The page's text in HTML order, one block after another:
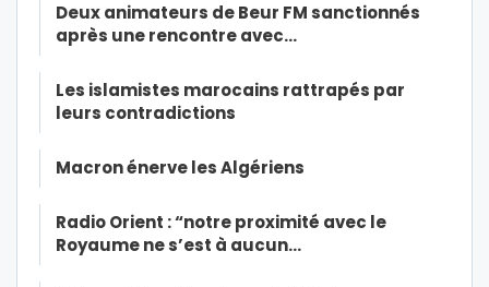
Deux animateurs de Beur FM sanctionnés
après une rencontre avec…
Les islamistes marocains rattrapés par
leurs contradictions
Macron énerve les Algériens
Radio Orient : “notre proximité avec le
Royaume ne s’est à aucun…